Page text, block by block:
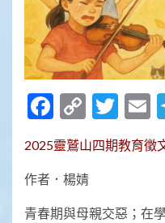
Copy
Link
2025靈鷲山四期教育徵
作者．楊婧
青春期與母親交惡；在